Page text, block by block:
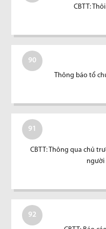
CBTT:
90
Thông báo tổ
91
CBTT: Thông qua chủ
người
92